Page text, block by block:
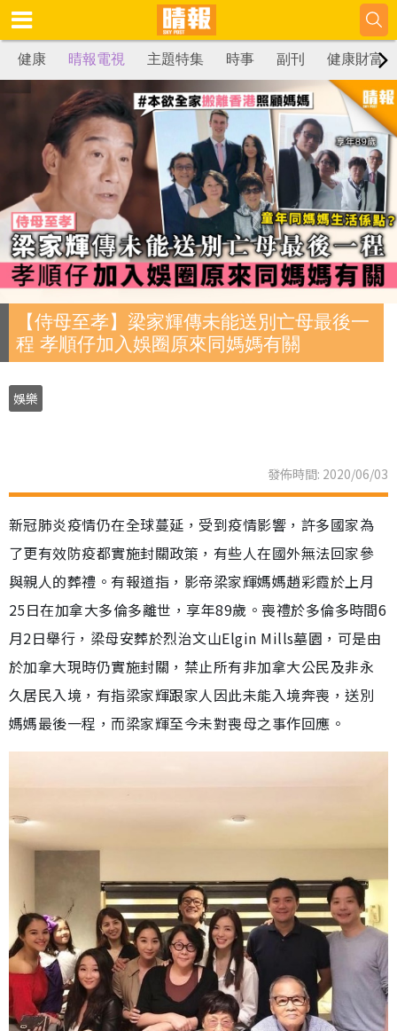
健康 晴報電視 主題特集 時事 副刊 健康財富
【侍母至孝】梁家輝傳未能送別亡母最後一
程 孝順仔加入娛圈原來同媽媽有關
娛樂
發佈時間: 2020/06/03
新冠肺炎疫情仍在全球蔓延，受到疫情影響，許多國家為
了更有效防疫都實施封關政策，有些人在國外無法回家參
與親人的葬禮。有報道指，影帝梁家輝媽媽趙彩霞於上月
25日在加拿大多倫多離世，享年89歲。喪禮於多倫多時間6
月2日舉行，梁母安葬於烈治文山Elgin Mills墓園，可是由
於加拿大現時仍實施封關，禁止所有非加拿大公民及非永
久居民入境，有指梁家輝跟家人因此未能入境奔喪，送別
媽媽最後一程，而梁家輝至今未對喪母之事作回應。